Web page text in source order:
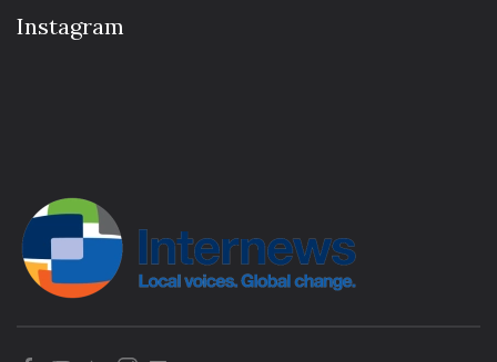
Instagram